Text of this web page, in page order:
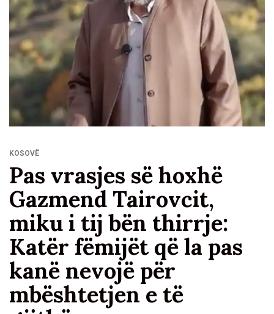
KOSOVË
Pas vrasjes së hoxhë
Gazmend Tairovcit,
miku i tij bën thirrje:
Katër fëmijët që la pas
kanë nevojë për
mbështetjen e të